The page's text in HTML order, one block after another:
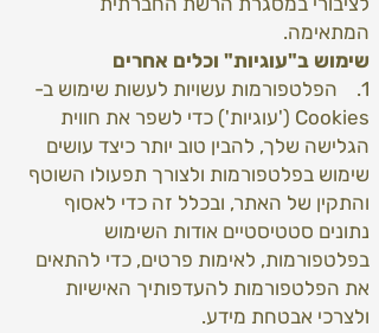
המתאימה.
שימוש ב"עוגיות" וכלים אחרים
1. הפלטפורמות עשויות לעשות שימוש ב-
Cookies ('עוגיות') כדי לשפר את חווית
הגלישה שלך, להבין טוב יותר כיצד עושים
שימוש בפלטפורמות ולצורך תפעולו השוטף
והתקין של האתר, ובכלל זה כדי לאסוף
נתונים סטטיסטיים אודות השימוש
בפלטפורמות, לאימות פרטים, כדי להתאים
את הפלטפורמות להעדפותיך האישיות
ולצרכי אבטחת מידע.